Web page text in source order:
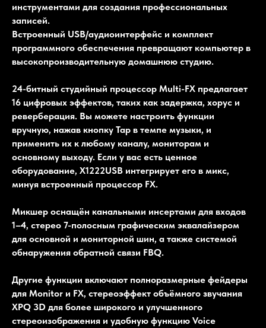
инструментами для создания профессиональных
записей.
Встроенный USB/аудиоинтерфейс и комплект
программного обеспечения превращают компьютер в
высокопроизводительную домашнюю студию.
24-битный студийный процессор Multi-FX предлагает
16 цифровых эффектов, таких как задержка, хорус и
реверберация. Вы можете настроить функции
вручную, нажав кнопку Tap в темпе музыки, и
применить их к любому каналу, мониторам и
основному выходу. Если у вас есть ценное
оборудование, X1222USB интегрирует его в микс,
минуя встроенный процессор FX.
Микшер оснащён канальными инсертами для входов
1–4, стерео 7-полосным графическим эквалайзером
для основной и мониторной шин, а также системой
обнаружения обратной связи FBQ.
Другие функции включают полноразмерные фейдеры
для Monitor и FX, стереоэффект объёмного звучания
XPQ 3D для более широкого и улучшенного
стереоизображения и удобную функцию Voice